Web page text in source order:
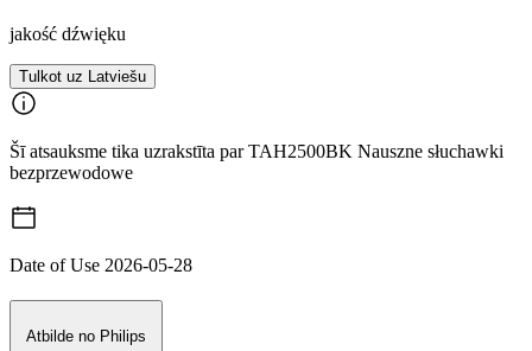
jakość dźwięku
Tulkot uz Latviešu
Šī atsauksme tika uzrakstīta par TAH2500BK Nauszne słuchawki
bezprzewodowe
Date of Use 2026-05-28
Atbilde no Philips